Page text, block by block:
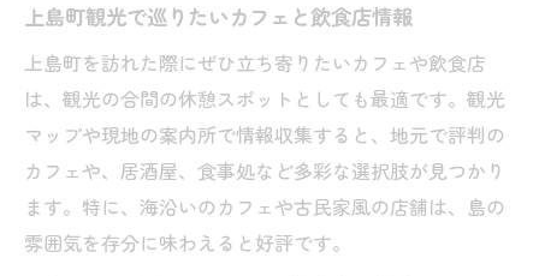
上島町観光で巡りたいカフェと飲食店情報
上島町を訪れた際にぜひ立ち寄りたいカフェや飲食店
は、観光の合間の休憩スポットとしても最適です。観光
マップや現地の案内所で情報収集すると、地元で評判の
カフェや、居酒屋、食事処など多彩な選択肢が見つかり
ます。特に、海沿いのカフェや古民家風の店舗は、島の
雰囲気を存分に味わえると好評です。